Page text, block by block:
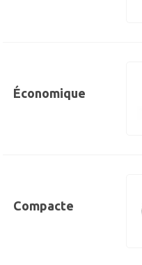
Économique
Compacte